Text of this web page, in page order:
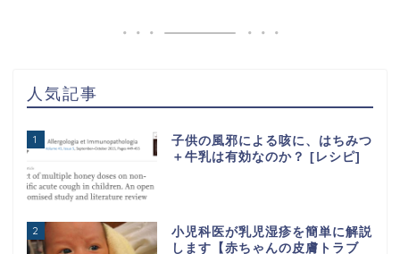
人気記事
1
子供の風邪による咳に、はちみつ
＋牛乳は有効なのか？ [レシピ]
2
小児科医が乳児湿疹を簡単に解説
します【赤ちゃんの皮膚トラブ